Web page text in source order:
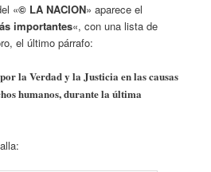
«© LA NACION» aparece el
importantes«, con una lista de
el último párrafo:
la Verdad y la Justicia en las causas
humanos, durante la última